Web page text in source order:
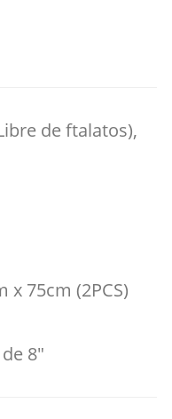
de ftalatos),
x 75cm (2PCS)
8"